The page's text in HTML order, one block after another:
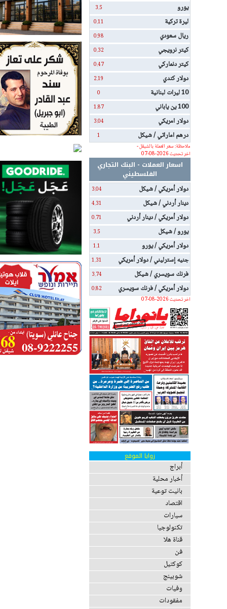
يورو 3.5
ليرة تركية 0.11
ريال سعودي 0.98
كيتر نرويجي 0.32
كيتر دنماركي 0.47
دولار كندي 2.19
10 ليرات لبنانية 0
100 ين ياباني 1.87
دولار امريكي 3.04
درهم اماراتي / شيكل
1
ملاحظة: سعر العملة بالشيقل -
اخر تحديث 2026-08-07
اسعار العملات - البنك التجاري
الفلسطيني
دولار أمريكي / شيكل
3.04
دينار أردني / شيكل 4.31
دولار أمريكي / دينار أردني 0.71
يورو / شيكل 3.5
دولار أمريكي / يورو 1.1
جنيه إسترليني / دولار أمريكي 1.31
فرنك سويسري / شيكل 3.74
دولار أمريكي / فرنك سويسري
0.82
اخر تحديث 2026-08-07
زوايا الموقع
أبراج
أخبار محلية
بانيت توعية
اقتصاد
سيارات
تكنولوجيا
قناة هلا
فن
كوكتيل
شوبينج
وفيات
مفقودات